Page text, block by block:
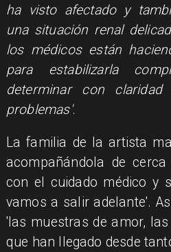
ha visto afectado y
una situación renal
los médicos están
para estabilizarla
determinar con
problemas'.
La familia de la artista
acompañándola de
con el cuidado médico y
vamos a salir adelante'.
'las muestras de amor,
que han llegado desde